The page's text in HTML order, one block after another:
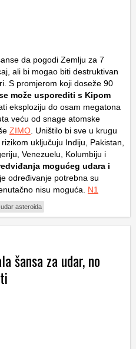
da pogodi Zemlju za 7
ali bi mogao biti destruktivan
S promjerom koji doseže 90
može usporediti s Kipom
eksploziju do osam megatona
veću od snage atomske
ZIMO . Uništilo bi sve u krugu
uključuju Indiju, Pakistan,
Venezuelu, Kolumbiju i
mogućeg udara i
određivanje potrebna su
nisu moguća. N1
udar asteroida
šansa za udar, no